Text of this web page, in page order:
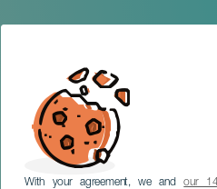
With your agreement, we andour